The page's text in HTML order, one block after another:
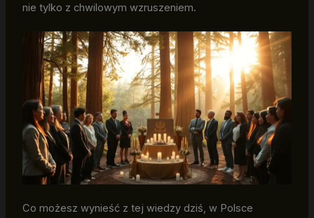
nie tylko z chwilowym wzruszeniem.
Co możesz wynieść z tej wiedzy dziś, w Polsce